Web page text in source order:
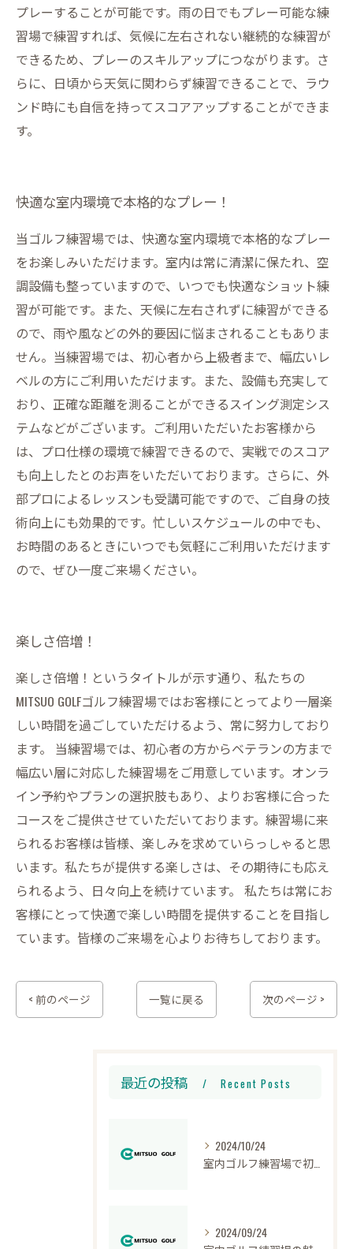
プレーすることが可能です。雨の日でもプレー可能な練
習場で練習すれば、気候に左右されない継続的な練習が
できるため、プレーのスキルアップにつながります。さ
らに、日頃から天気に関わらず練習できることで、ラウ
ンド時にも自信を持ってスコアアップすることができま
す。
快適な室内環境で本格的なプレー！
当ゴルフ練習場では、快適な室内環境で本格的なプレー
をお楽しみいただけます。室内は常に清潔に保たれ、空
調設備も整っていますので、いつでも快適なショット練
習が可能です。また、天候に左右されずに練習ができる
ので、雨や風などの外的要因に悩まされることもありま
せん。当練習場では、初心者から上級者まで、幅広いレ
ベルの方にご利用いただけます。また、設備も充実して
おり、正確な距離を測ることができるスイング測定シス
テムなどがございます。ご利用いただいたお客様から
は、プロ仕様の環境で練習できるので、実戦でのスコア
も向上したとのお声をいただいております。さらに、外
部プロによるレッスンも受講可能ですので、ご自身の技
術向上にも効果的です。忙しいスケジュールの中でも、
お時間のあるときにいつでも気軽にご利用いただけます
ので、ぜひ一度ご来場ください。
楽しさ倍増！
楽しさ倍増！というタイトルが示す通り、私たちの
MITSUO GOLFゴルフ練習場ではお客様にとってより一層楽
しい時間を過ごしていただけるよう、常に努力しており
ます。 当練習場では、初心者の方からベテランの方まで
幅広い層に対応した練習場をご用意しています。オンラ
イン予約やプランの選択肢もあり、よりお客様に合った
コースをご提供させていただいております。練習場に来
られるお客様は皆様、楽しみを求めていらっしゃると思
います。私たちが提供する楽しさは、その期待にも応え
られるよう、日々向上を続けています。 私たちは常にお
客様にとって快適で楽しい時間を提供することを目指し
ています。皆様のご来場を心よりお待ちしております。
< 前のページ 一覧に戻る 次のページ >
最近の投稿 Recent Posts
2024/10/24
2024/09/24